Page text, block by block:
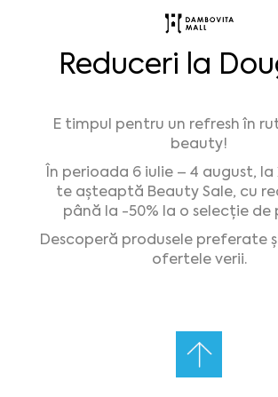
Reduceri la
E timpul pentru un refresh în
beauty!
În perioada 6 iulie – 4 august,
te așteaptă Beauty Sale, cu
până la -50% la o selecție de
Descoperă produsele preferate
ofertele verii.